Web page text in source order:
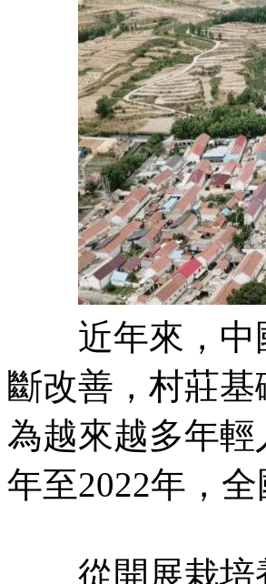
近年來，中國
斷改善，村莊
為越來越多年
年至2022年，
從開展栽培養